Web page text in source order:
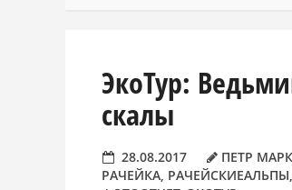
ЭкоТур:
скалы
28.08.2017 ПЕТР
РАЧЕЙКА, РАЧЕЙСКИЕАЛЬПЫ,